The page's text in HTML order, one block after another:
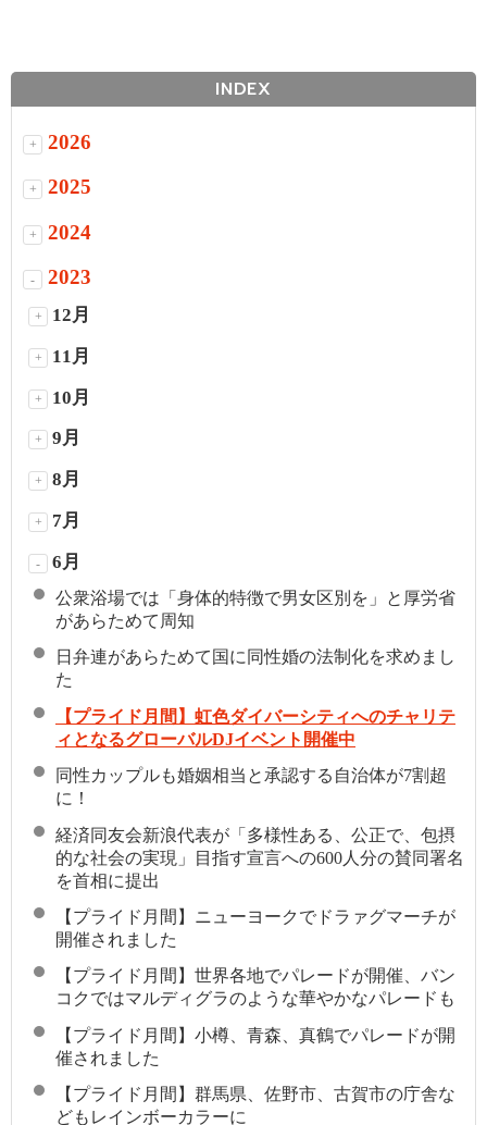
INDEX
+ 2026
+ 2025
+ 2024
- 2023
+ 12月
+ 11月
+ 10月
+ 9月
+ 8月
+ 7月
- 6月
公衆浴場では「身体的特徴で男女区別を」と厚労省
があらためて周知
日弁連があらためて国に同性婚の法制化を求めまし
た
【プライド月間】虹色ダイバーシティへのチャリテ
ィとなるグローバルDJイベント開催中
同性カップルも婚姻相当と承認する自治体が7割超
に！
経済同友会新浪代表が「多様性ある、公正で、包摂
的な社会の実現」目指す宣言への600人分の賛同署名
を首相に提出
【プライド月間】ニューヨークでドラァグマーチが
開催されました
【プライド月間】世界各地でパレードが開催、バン
コクではマルディグラのような華やかなパレードも
【プライド月間】小樽、青森、真鶴でパレードが開
催されました
【プライド月間】群馬県、佐野市、古賀市の庁舎な
どもレインボーカラーに